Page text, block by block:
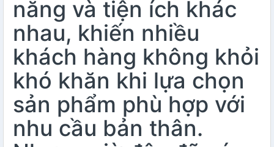
năng và tiện ích khác
nhau, khiến nhiều
khách hàng không khỏi
khó khăn khi lựa chọn
sản phẩm phù hợp với
nhu cầu bản thân.